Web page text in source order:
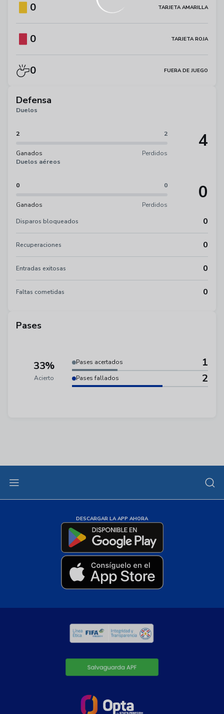
0 TARJETA AMARILLA
0 TARJETA ROJA
0 FUERA DE JUEGO
Defensa
Duelos
2 2
Ganados Perdidos
4
Duelos aéreos
0 0
Ganados Perdidos
0
Disparos bloqueados 0
Recuperaciones 0
Entradas exitosas 0
Faltas cometidas 0
Pases
33%
Acierto
Pases acertados 1
Pases fallados 2
DESCARGAR LA APP AHORA